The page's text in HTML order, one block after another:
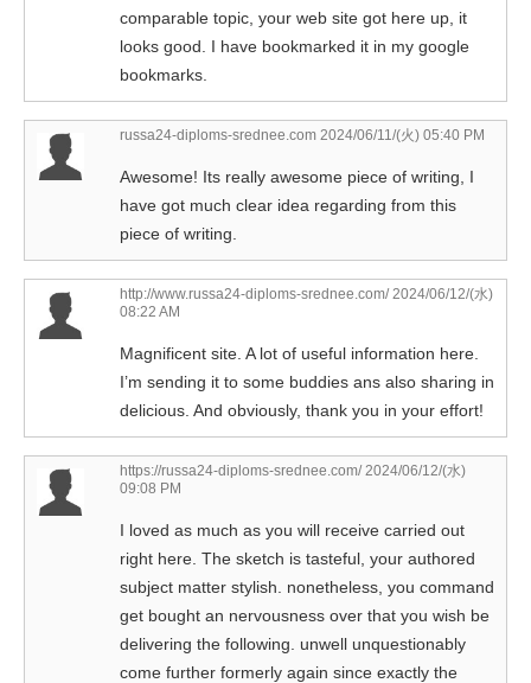
comparable topic, your web site got here up, it
looks good. I have bookmarked it in my google
bookmarks.
russa24-diploms-srednee.com 2024/06/11/(火) 05:40 PM
Awesome! Its really awesome piece of writing, I
have got much clear idea regarding from this
piece of writing.
http://www.russa24-diploms-srednee.com/2024/06/12/(水)
08:22 AM
Magnificent site. A lot of useful information here.
I’m sending it to some buddies ans also sharing in
delicious. And obviously, thank you in your effort!
https://russa24-diploms-srednee.com/2024/06/12/(水)
09:08 PM
I loved as much as you will receive carried out
right here. The sketch is tasteful, your authored
subject matter stylish. nonetheless, you command
get bought an nervousness over that you wish be
delivering the following. unwell unquestionably
come further formerly again since exactly the